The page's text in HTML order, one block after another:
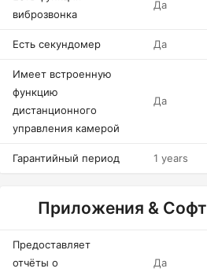
виброзвонка
Да
Есть секундомер Да
Имеет встроенную
функцию
дистанционного
управления камерой
Да
Гарантийный период 1 years
Приложения & Софт
Предоставляет
отчёты о
Да